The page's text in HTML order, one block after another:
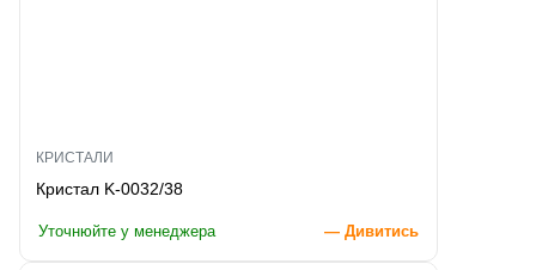
КРИСТАЛИ
Кристал K-0032/38
Уточнюйте у менеджера — Дивитись